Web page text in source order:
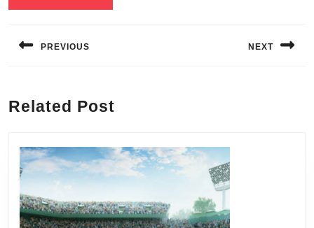
de
PREVIOUS
post:
NEXT
Related Post